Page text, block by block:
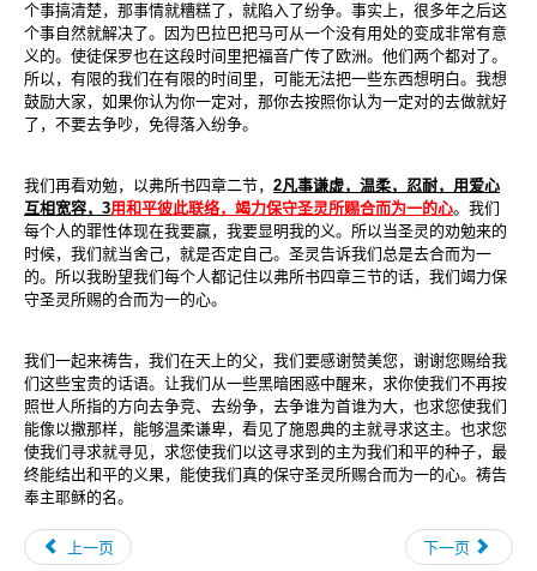
个事搞清楚，那事情就糟糕了，就陷入了纷争。事实上，很多年之后这
个事自然就解决了。因为巴拉巴把马可从一个没有用处的变成非常有意
义的。使徒保罗也在这段时间里把福音广传了欧洲。他们两个都对了。
所以，有限的我们在有限的时间里，可能无法把一些东西想明白。我想
鼓励大家，如果你认为你一定对，那你去按照你认为一定对的去做就好
了，不要去争吵，免得落入纷争。
我们再看劝勉，以弗所书四章二节， 2凡事谦虚，温柔，忍耐，用爱心
互相宽容， 3用和平彼此联络，竭力保守圣灵所赐合而为一的心。我们
每个人的罪性体现在我要赢，我要显明我的义。所以当圣灵的劝勉来的
时候，我们就当舍己，就是否定自己。圣灵告诉我们总是去合而为一
的。所以我盼望我们每个人都记住以弗所书四章三节的话，我们竭力保
守圣灵所赐的合而为一的心。
我们一起来祷告，我们在天上的父，我们要感谢赞美您，谢谢您赐给我
们这些宝贵的话语。让我们从一些黑暗困惑中醒来，求你使我们不再按
照世人所指的方向去争竞、去纷争，去争谁为首谁为大，也求您使我们
能像以撒那样，能够温柔谦卑，看见了施恩典的主就寻求这主。也求您
使我们寻求就寻见，求您使我们以这寻求到的主为我们和平的种子，最
终能结出和平的义果，能使我们真的保守圣灵所赐合而为一的心。祷告
奉主耶稣的名。
上一页 下一页